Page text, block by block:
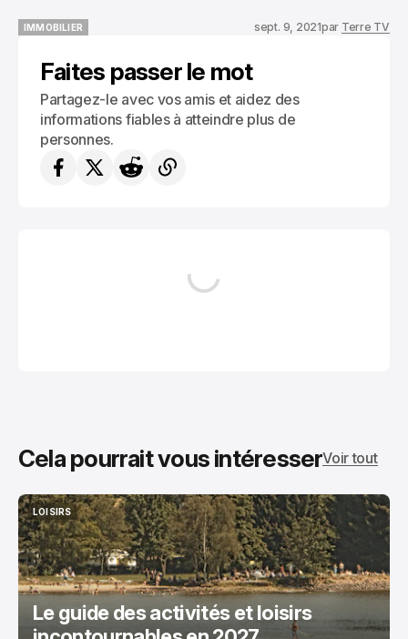
IMMOBILIER
sept. 9, 2021par Terre TV
Faites passer le mot
Partagez-le avec vos amis et aidez des
informations fiables à atteindre plus de
personnes.
Cela pourrait vous intéresserVoir tout
LOISIRS
LOISIRS
Le guide des activités et loisirs